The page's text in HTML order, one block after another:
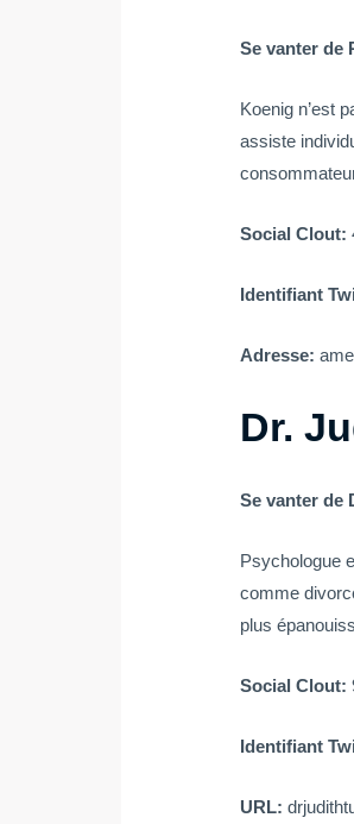
Se vanter de
Koenig n’est
assiste
Social Clout:
Identifiant
Adresse:
Dr.
Se vanter de
Psychologue
comme
plus
Social Clout:
Identifiant
URL: